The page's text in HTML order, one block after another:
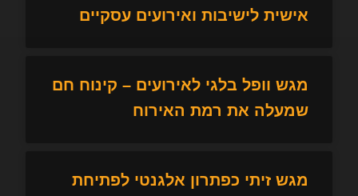
אישית לישיבות ואירועים עסקיים
מגש וופל בלגי לאירועים – קינוח חם
שמעלה את רמת האירוח
מגש זיתי כפתרון אלגנטי לפתיחת